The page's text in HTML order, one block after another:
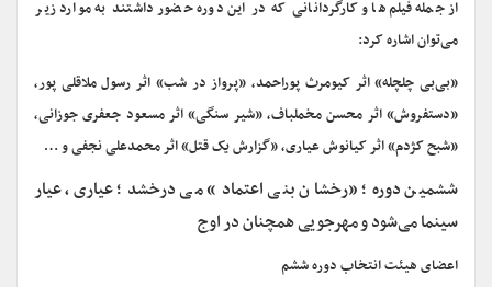
از جمله فیلم‌ها و کارگردانانی که در این دوره حضور داشتند به موارد زیر
می‌توان اشاره کرد:
«بی‌بی چلچله» اثر کیومرث پوراحمد، «پرواز در شب» اثر رسول ملاقلی پور،
«دستفروش» اثر محسن مخملباف، «شیر سنگی» اثر مسعود جعفری جوزانی،
«شبح کژدم» اثر کیانوش عیاری، «گزارش یک قتل» اثر محمدعلی نجفی و …
ششمین دوره؛ «رخشان بنی اعتماد» می درخشد؛ عیاری، عیار
سینما می‌شود و مهرجویی همچنان در اوج
اعضای هیئت انتخاب دوره ششم